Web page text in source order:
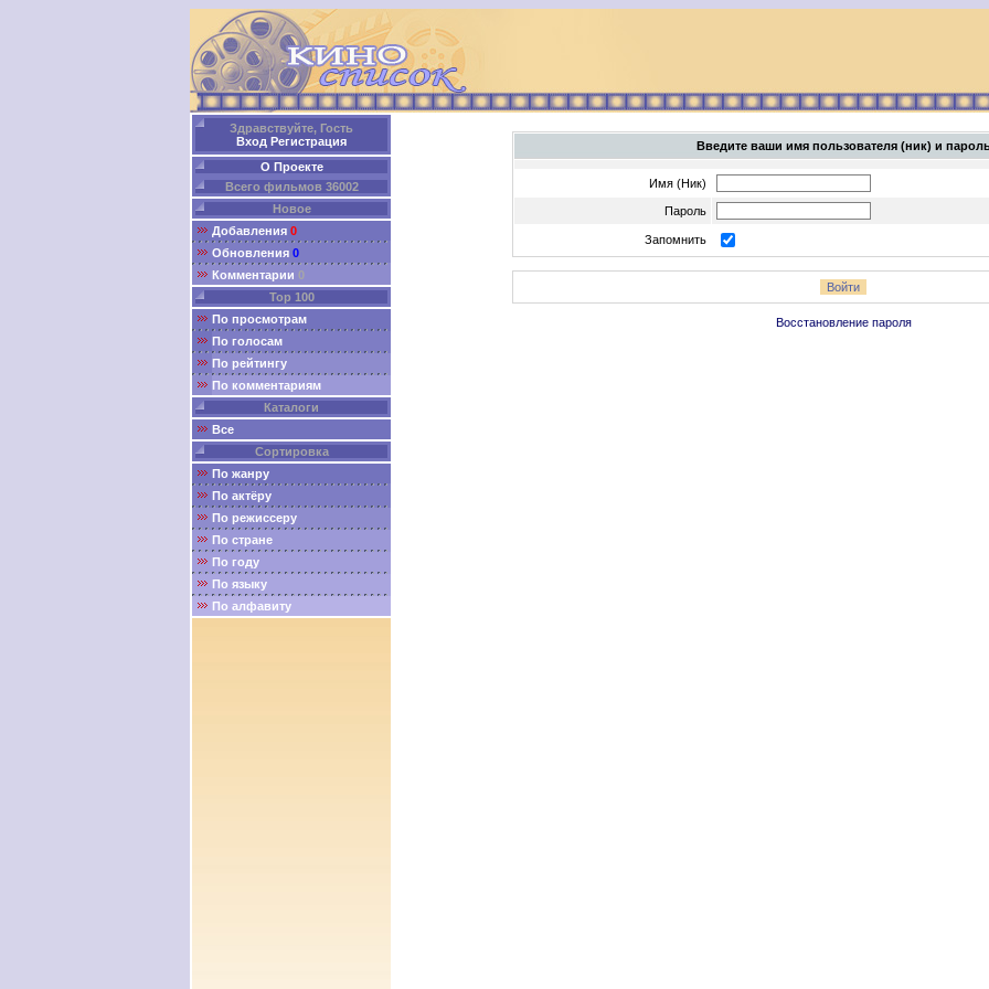
Здравствуйте, Гость
Вход Регистрация
О Проекте
Всего фильмов 36002
Новое
Добавления 0
Обновления 0
Комментарии 0
Top 100
По просмотрам
По голосам
По рейтингу
По комментариям
Каталоги
Все
Сортировка
По жанру
По актёру
По режиссеру
По стране
По году
По языку
По алфавиту
Введите ваши имя пользователя (ник) и
Имя (Ник)
Пароль
Запомнить
Восстановление пароля